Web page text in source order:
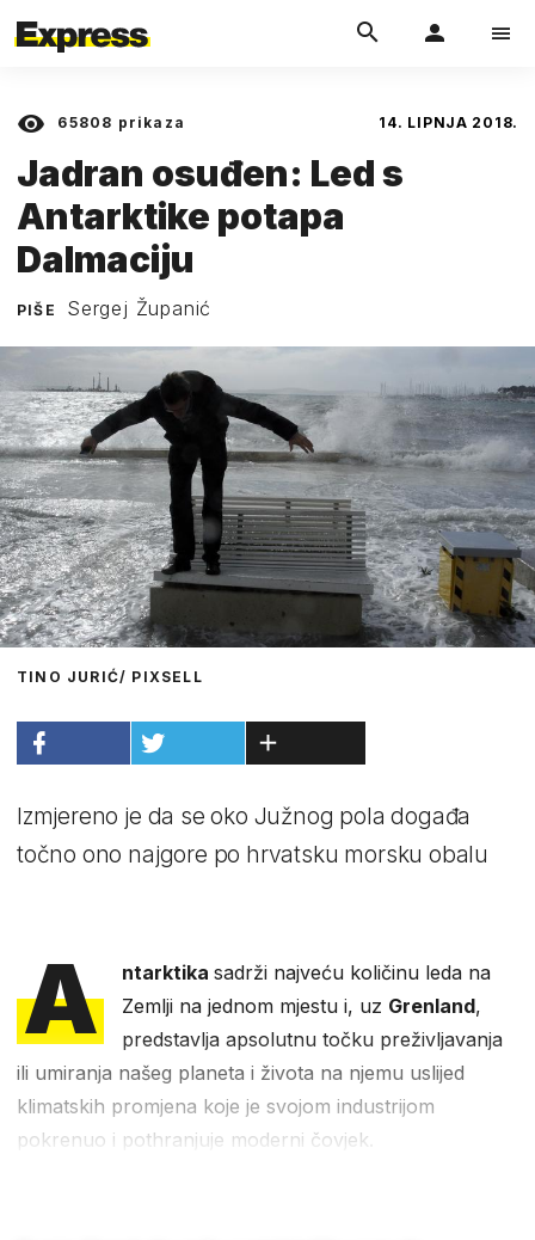
65808 prikaza 14. LIPNJA 2018.
Jadran osuđen: Led s
Antarktike potapa
Dalmaciju
PIŠE Sergej Županić
TINO JURIĆ/ PIXSELL
Izmjereno je da se oko Južnog pola događa
točno ono najgore po hrvatsku morsku obalu
A ntarktikasadrži najveću količinu leda na
Zemlji na jednom mjestu i, uz Grenland,
predstavlja apsolutnu točku preživljavanja
ili umiranja našeg planeta i života na njemu uslijed
klimatskih promjena koje je svojom industrijom
pokrenuo i pothranjuje moderni čovjek.